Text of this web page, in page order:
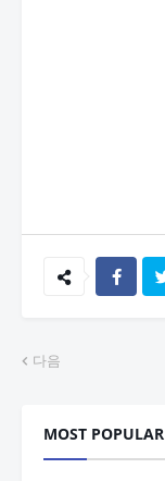
다음
MOST POPULAR